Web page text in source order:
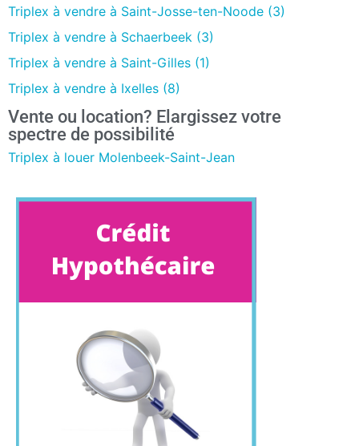
Triplex à vendre à Saint-Josse-ten-Noode (3)
Triplex à vendre à Schaerbeek (3)
Triplex à vendre à Saint-Gilles (1)
Triplex à vendre à Ixelles (8)
Vente ou location? Elargissez votre
spectre de possibilité
Triplex à louer Molenbeek-Saint-Jean